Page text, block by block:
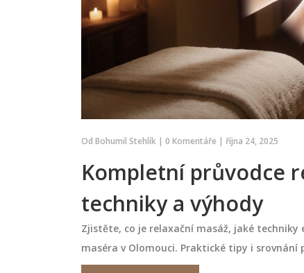
Od Bohumil Stehlík | 0 Komentáře | října 24, 2025
Kompletní průvodce
techniky a výhody
Zjistěte, co je relaxační masáž, jaké
maséra v Olomouci. Praktické tipy i srovnání